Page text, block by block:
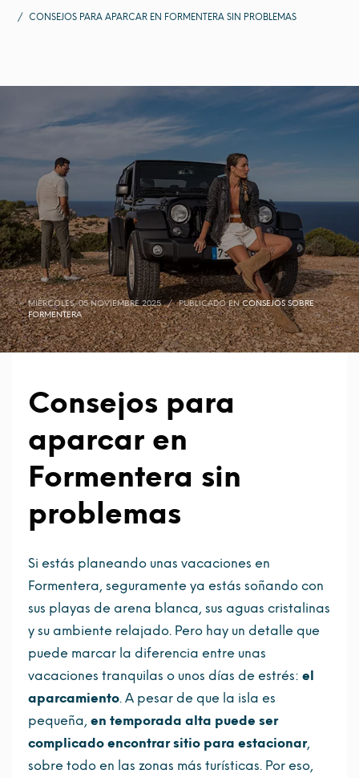
CONSEJOS PARA APARCAR EN FORMENTERA SIN PROBLEMAS
MIÉRCOLES, 05 NOVIEMBRE 2025 / PUBLICADO ENCONSEJOS SOBRE
FORMENTERA
Consejos para
aparcar en
Formentera sin
problemas
Si estás planeando unas vacaciones en
Formentera, seguramente ya estás soñando con
sus playas de arena blanca, sus aguas cristalinas
y su ambiente relajado. Pero hay un detalle que
puede marcar la diferencia entre unas
vacaciones tranquilas o unos días de estrés: el
aparcamiento. A pesar de que la isla es
pequeña, en temporada alta puede ser
complicado encontrar sitio para estacionar,
sobre todo en las zonas más turísticas. Por eso,